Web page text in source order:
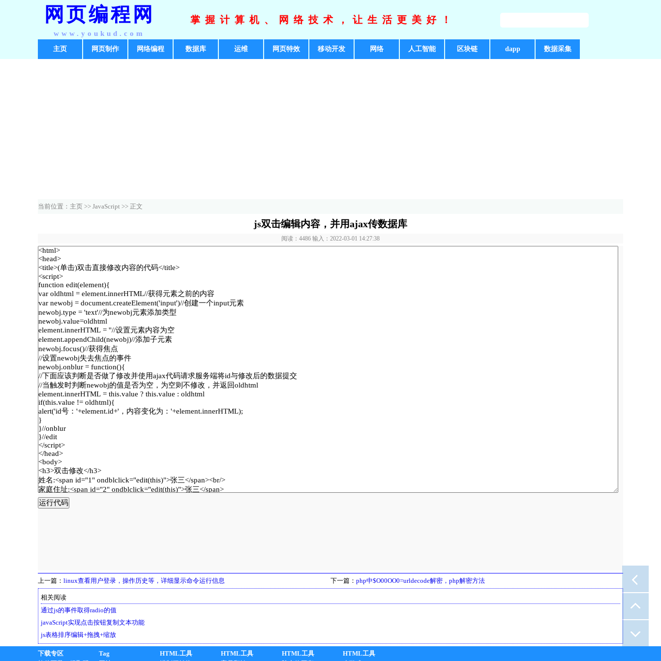
网页编程网
www.youkud.com
掌握计算机、网络技术，让生活更美好！
主页 网页制作 网络编程 数据库 运维 网页特效 移动开发 网络 人工智能 区块链 dapp 数据采集
当前位置： 主页 >> JavaScript >> 正文
js双击编辑内容，并用ajax传数据库
阅读：4486 输入：2022-03-01 14:27:38
上一篇： linux查看用户登录，操作历史等，详细显示命令运行信息 下一篇： php中$O00OO0=urldecode解密，php解密方法
相关阅读
通过js的事件取得radio的值
javaScript实现点击按钮复制文本功能
js表格排序编辑+拖拽+缩放
下载专区
Tag
HTML工具
HTML工具
HTML工具
HTML工具